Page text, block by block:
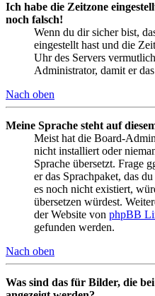
Ich habe die Zeitzone
noch falsch!
Wenn du dir sicher bist,
eingestellt hast und die
Uhr des Servers
Administrator, damit er
Nach oben
Meine Sprache steht auf
Meist hat die Board-
nicht installiert oder
Sprache übersetzt. Frage
er das Sprachpaket, das
es noch nicht existiert,
übersetzen würdest.
der Website von phpBB
gefunden werden.
Nach oben
Was sind das für Bilder, die